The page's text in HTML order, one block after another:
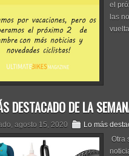
el
las
DESTACADO DE LA
agosto 15, 2020 Lo más
Otra